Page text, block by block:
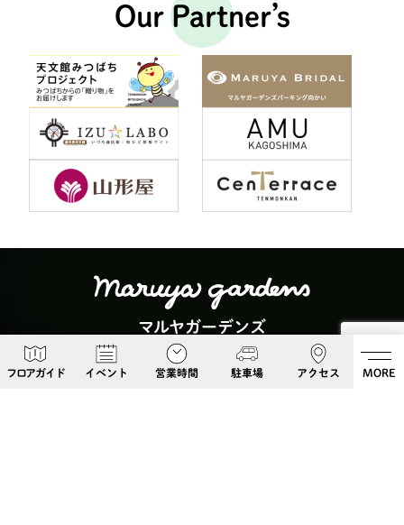
フロアガイド イベント 営業時間 駐車場 アクセス MORE
Our Partner’s
マルヤガーデンズ
〒892-0826 鹿児島県鹿児島市呉服町６−５